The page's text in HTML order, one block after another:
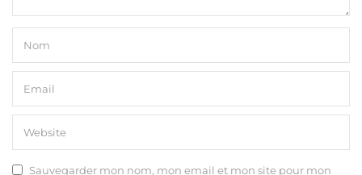
Sauvegarder mon nom, mon email et mon site pour mon